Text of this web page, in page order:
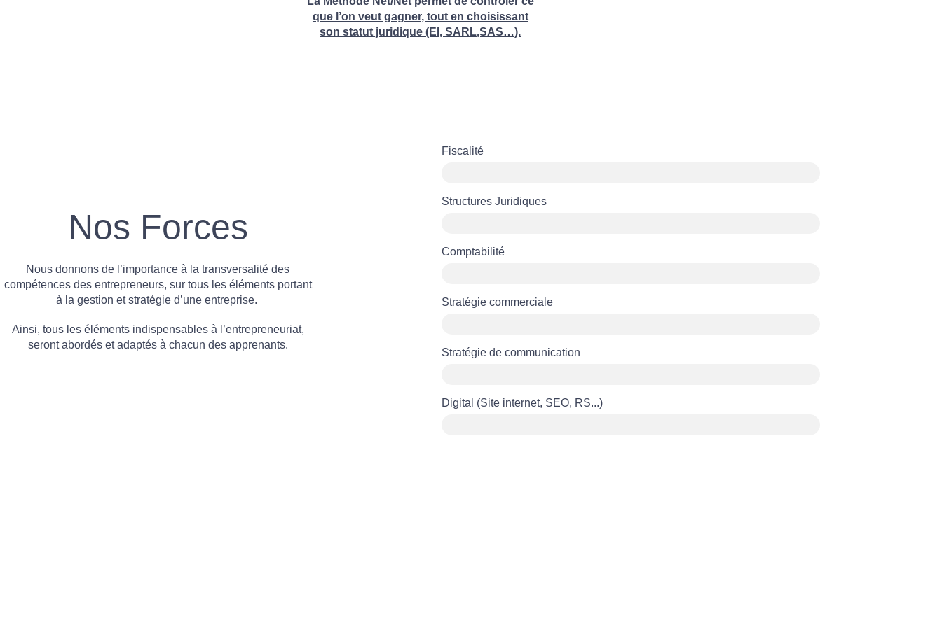
que l’on veut gagner, tout en choisissant
son statut juridique (EI, SARL,SAS…).
Nos Forces
Nous donnons de l’importance à la transversalité des
compétences des entrepreneurs, sur tous les éléments portant
à la gestion et stratégie d’une entreprise.
Ainsi, tous les éléments indispensables à l’entrepreneuriat,
seront abordés et adaptés à chacun des apprenants.
Fiscalité
Structures Juridiques
Comptabilité
Stratégie commerciale
Stratégie de communication
Digital (Site internet, SEO, RS...)